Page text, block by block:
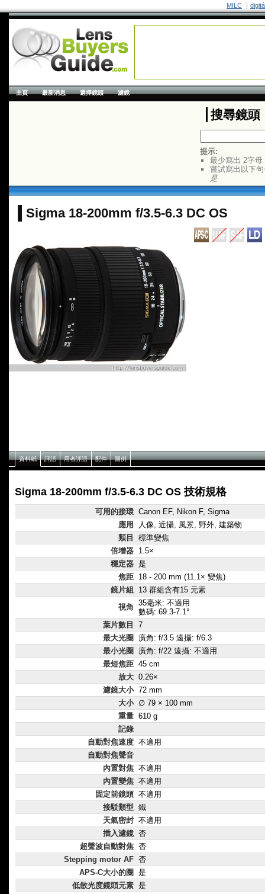
MILC
主頁 最新消息 選擇鏡頭 濾鏡
搜尋鏡頭
提示:
最少寫出 2字母
嘗試寫出以下
是
Sigma 18-200mm f/3.5-6.3 DC OS
資料紙 評語 用者評語 配件 圖例
Sigma 18-200mm f/3.5-6.3 DC OS 技術規格
可用的接環 Canon EF, Nikon F, Sigma
應用
人像, 近攝, 風景, 野外, 建築物
類目
標準變焦
倍增器 1.5×
穩定器 是
焦距 18 - 200 mm (11.1× 變焦)
鏡片組
13 群組含有15 元素
視角 35毫米: 不適用
數碼: 69.3-7.1°
葉片數目
7
最大光圈
廣角: f/3.5 遠攝: f/6.3
最小光圈
廣角: f/22 遠攝: 不適用
最短焦距 45 cm
放大 0.26×
濾鏡大小 72 mm
大小 ∅ 79 × 100 mm
重量 610 g
記錄
自動對焦速度 不適用
自動對焦聲音
內置對焦 不適用
內置變焦 不適用
固定前鏡頭 不適用
接駁類型 鐵
天氣密封 不適用
插入濾鏡 否
超聲波自動對焦 否
Stepping motor AF 否
APS-C大小的圈
是
低散光度鏡頭元素 是